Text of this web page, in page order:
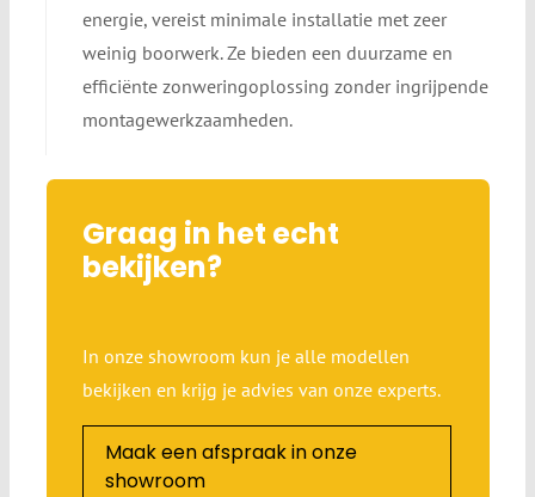
energie, vereist minimale installatie met zeer
weinig boorwerk. Ze bieden een duurzame en
efficiënte zonweringoplossing zonder ingrijpende
montagewerkzaamheden.
Graag in het echt
bekijken?
In onze showroom kun je alle modellen
bekijken en krijg je advies van onze experts.
Maak een afspraak in onze
showroom